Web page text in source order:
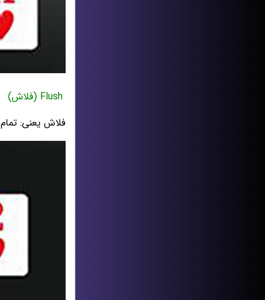
فلاش یعنی: تمام 5 کارت از یک خال باشند اما اعدادشان متفاوت باشد.